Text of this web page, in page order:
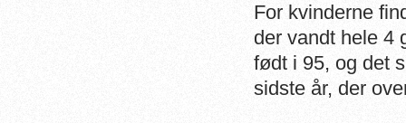
For kvinderne
der vandt hele 4
født i 95, og det
sidste år, der